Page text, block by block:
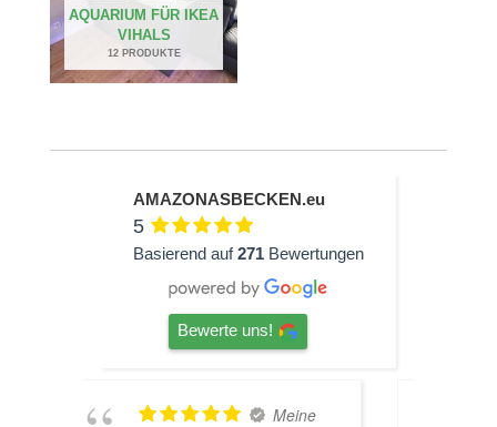
AQUARIUM FÜR IKEA
VIHALS
12 PRODUKTE
AMAZONASBECKEN.eu
5
Basierend auf271 Bewertungen
Bewerte uns!